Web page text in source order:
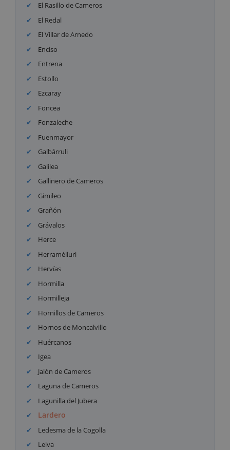
El Rasillo de Cameros
El Redal
El Villar de Arnedo
Enciso
Entrena
Estollo
Ezcaray
Foncea
Fonzaleche
Fuenmayor
Galbárruli
Galilea
Gallinero de Cameros
Gimileo
Grañón
Grávalos
Herce
Herramélluri
Hervías
Hormilla
Hormilleja
Hornillos de Cameros
Hornos de Moncalvillo
Huércanos
Igea
Jalón de Cameros
Laguna de Cameros
Lagunilla del Jubera
Lardero
Ledesma de la Cogolla
Leiva